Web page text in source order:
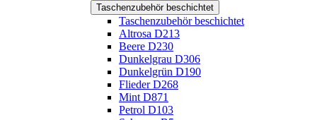
Taschenzubehör beschichtet
Taschenzubehör beschichtet
Altrosa D213
Beere D230
Dunkelgrau D306
Dunkelgrün D190
Flieder D268
Mint D871
Petrol D103